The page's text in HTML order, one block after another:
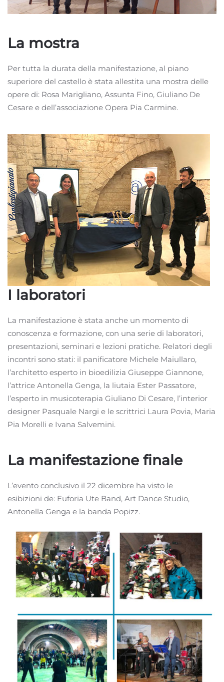
La mostra
Per tutta la durata della manifestazione, al piano
superiore del castello è stata allestita una mostra delle
opere di: Rosa Marigliano, Assunta Fino, Giuliano De
Cesare e dell’associazione Opera Pia Carmine.
I laboratori
La manifestazione è stata anche un momento di
conoscenza e formazione, con una serie di laboratori,
presentazioni, seminari e lezioni pratiche. Relatori degli
incontri sono stati: il panificatore Michele Maiullaro,
l’architetto esperto in bioedilizia Giuseppe Giannone,
l’attrice Antonella Genga, la liutaia Ester Passatore,
l’esperto in musicoterapia Giuliano Di Cesare, l’interior
designer Pasquale Nargi e le scrittrici Laura Povia, Maria
Pia Morelli e Ivana Salvemini.
La manifestazione finale
L’evento conclusivo il 22 dicembre ha visto le
esibizioni de: Euforia Ute Band, Art Dance Studio,
Antonella Genga e la banda Popizz.